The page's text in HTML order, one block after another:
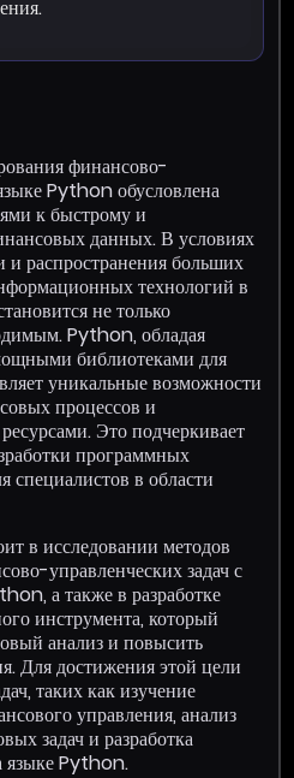
финансово-
Python обусловлена
к быстрому и
данных. В условиях
и распространения больших
технологий в
не только
Python, обладая
библиотеками для
уникальные возможности
процессов и
Это подчеркивает
программных
специалистов в области
в исследовании методов
управленческих задач с
а также в разработке
инструмента, который
анализ и повысить
Для достижения этой цели
таких как изучение
управления, анализ
задач и разработка
языке Python.